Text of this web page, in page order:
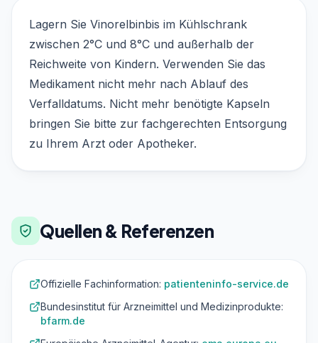
Lagern Sie Vinorelbinbis im Kühlschrank
zwischen 2°C und 8°C und außerhalb der
Reichweite von Kindern. Verwenden Sie das
Medikament nicht mehr nach Ablauf des
Verfalldatums. Nicht mehr benötigte Kapseln
bringen Sie bitte zur fachgerechten Entsorgung
zu Ihrem Arzt oder Apotheker.
Quellen & Referenzen
Offizielle Fachinformation: patienteninfo-service.de
Bundesinstitut für Arzneimittel und Medizinprodukte:
bfarm.de